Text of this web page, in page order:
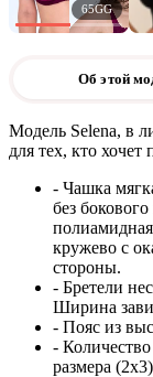
65GG
Об этой
Модель Selena, в
для тех, кто хочет
- Чашка
без
полиамидная
кружево с
стороны.
- Бретели
Ширина
- Пояс из
-
размера